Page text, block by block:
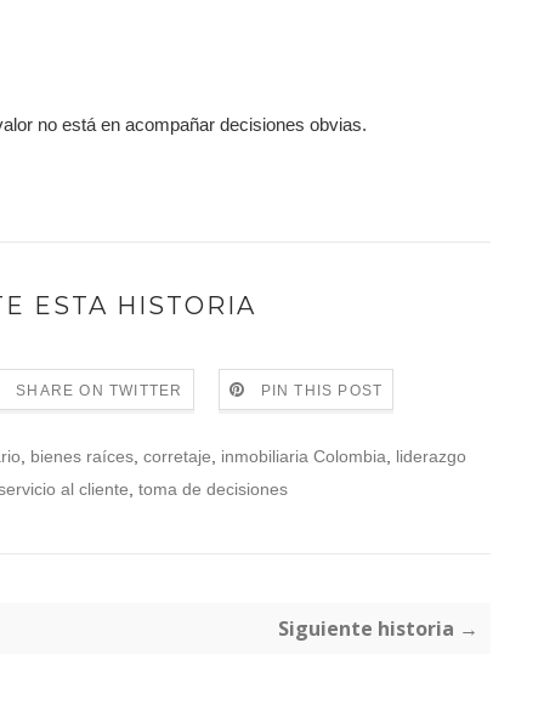
no está en acompañar decisiones obvias.
ESTA HISTORIA
SHARE ON TWITTER PIN THIS POST
bienes raíces, corretaje inmobiliaria Colombia
liderazgo
al cliente toma de decisiones
Siguiente historia →